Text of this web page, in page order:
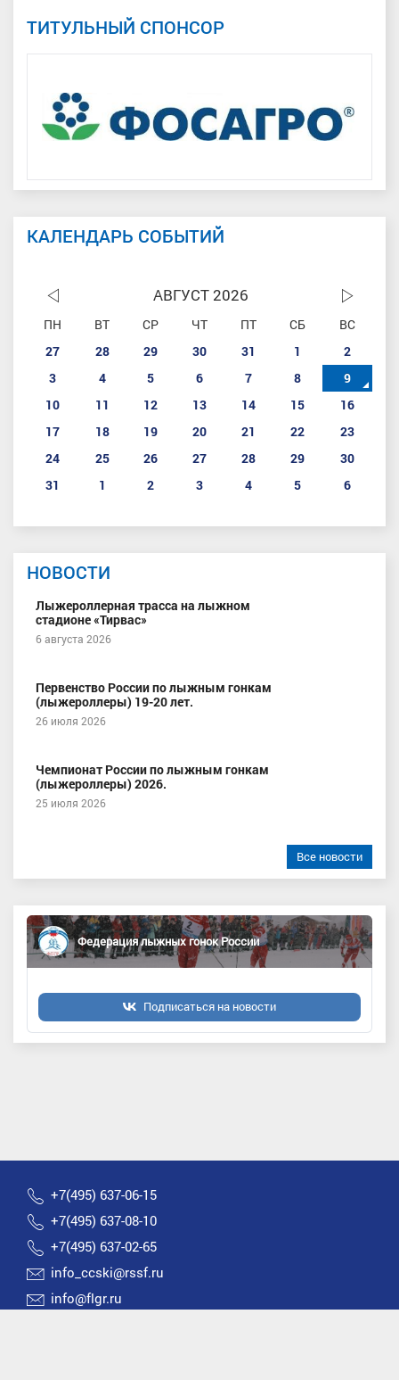
ТИТУЛЬНЫЙ СПОНСОР
КАЛЕНДАРЬ СОБЫТИЙ
АВГУСТ 2026
ПН ВТ СР ЧТ ПТ СБ
ВС
27
28 29 30 31 1
2
3
4 5 6 7 8
9
10
11 12 13 14 15
16
17
18 19 20 21 22
23
24
25 26 27 28 29
30
31
1 2 3 4 5 6
НОВОСТИ
Лыжероллерная трасса на лыжном
стадионе «Тирвас»
6 августа 2026
Первенство России по лыжным гонкам
(лыжероллеры) 19-20 лет.
26 июля 2026
Чемпионат России по лыжным гонкам
(лыжероллеры) 2026.
25 июля 2026
Все новости
Федерация лыжных гонок России
Подписаться на новости
+7(495) 637-06-15
+7(495) 637-08-10
+7(495) 637-02-65
info_ccski@rssf.ru
info@flgr.ru